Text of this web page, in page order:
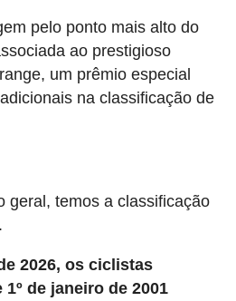
pelo ponto mais alto do
ao prestigioso
um prêmio especial
na classificação de
geral, temos a classificação
2026, os ciclistas
de janeiro de 2001